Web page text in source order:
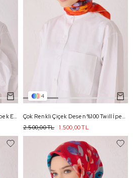
4
1.500,00 TL
2.500,00 TL